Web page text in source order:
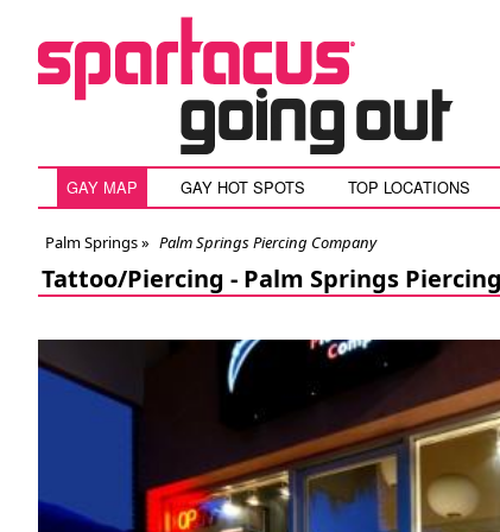
GAY MAP GAY HOT SPOTS TOP LOCATIONS
Palm Springs» Palm Springs Piercing Company
Tattoo/Piercing - Palm Springs